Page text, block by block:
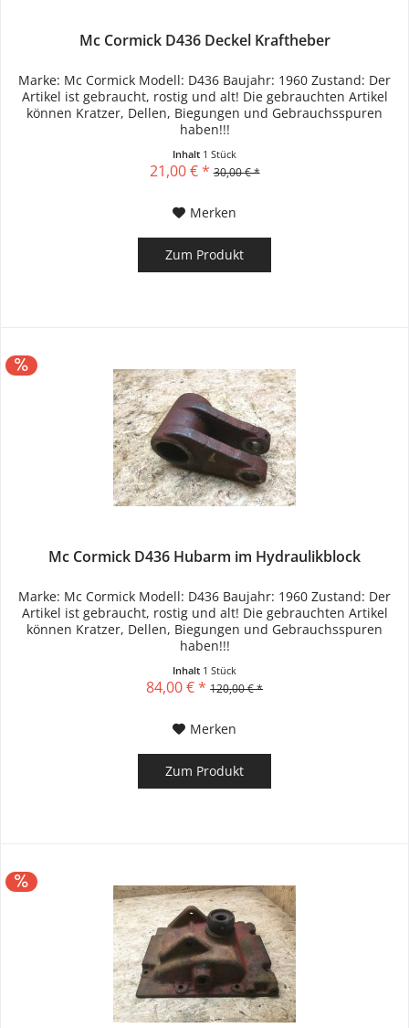
Mc Cormick D436 Deckel Kraftheber
Marke: Mc Cormick Modell: D436 Baujahr: 1960 Zustand: Der
Artikel ist gebraucht, rostig und alt! Die gebrauchten Artikel
können Kratzer, Dellen, Biegungen und Gebrauchsspuren
haben!!!
Inhalt 1 Stück
21,00 € * 30,00 € *
Merken
Zum Produkt
Mc Cormick D436 Hubarm im Hydraulikblock
Marke: Mc Cormick Modell: D436 Baujahr: 1960 Zustand: Der
Artikel ist gebraucht, rostig und alt! Die gebrauchten Artikel
können Kratzer, Dellen, Biegungen und Gebrauchsspuren
haben!!!
Inhalt 1 Stück
84,00 € * 120,00 € *
Merken
Zum Produkt